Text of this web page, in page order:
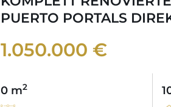
PUERTO PORTALS
1.050.000 €
0 m2